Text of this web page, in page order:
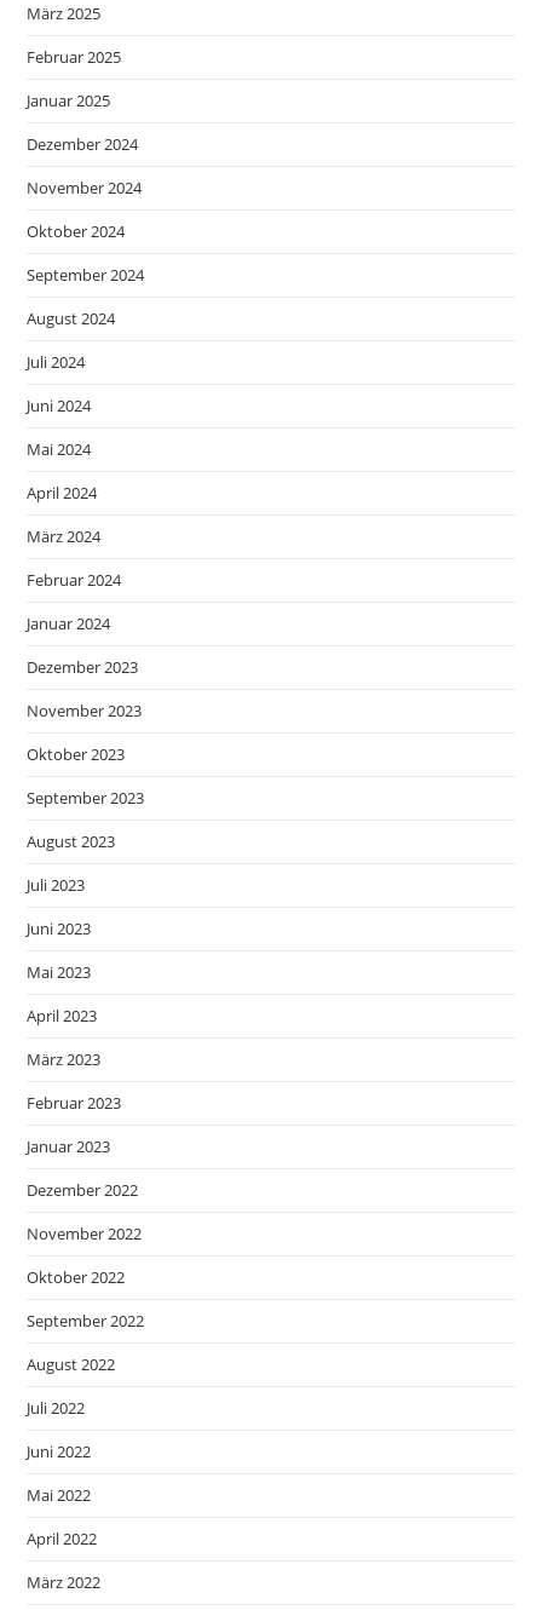
März 2025
Februar 2025
Januar 2025
Dezember 2024
November 2024
Oktober 2024
September 2024
August 2024
Juli 2024
Juni 2024
Mai 2024
April 2024
März 2024
Februar 2024
Januar 2024
Dezember 2023
November 2023
Oktober 2023
September 2023
August 2023
Juli 2023
Juni 2023
Mai 2023
April 2023
März 2023
Februar 2023
Januar 2023
Dezember 2022
November 2022
Oktober 2022
September 2022
August 2022
Juli 2022
Juni 2022
Mai 2022
April 2022
März 2022